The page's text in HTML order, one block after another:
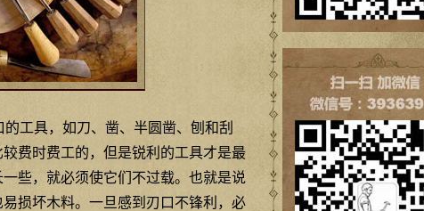
工具，如刀、凿、半圆凿、刨和刮
费时费工的，但是锐利的工具才是最
些，就必须使它们不过载。也就是说
损坏木料。一旦感到刃口不锋利，必